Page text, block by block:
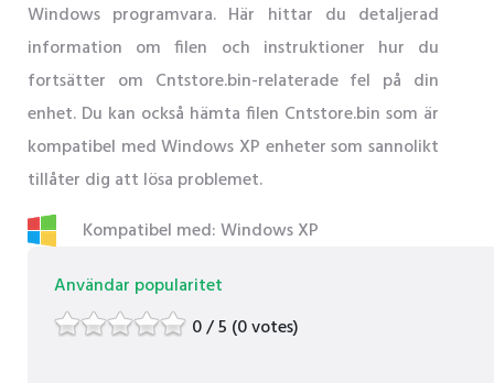
Windows programvara. Här hittar du detaljerad
information om filen och instruktioner hur du
fortsätter om Cntstore.bin-relaterade fel på din
enhet. Du kan också hämta filen Cntstore.bin som är
kompatibel med Windows XP enheter som sannolikt
tillåter dig att lösa problemet.
Kompatibel med: Windows XP
Användar popularitet
0 / 5 (0 votes)